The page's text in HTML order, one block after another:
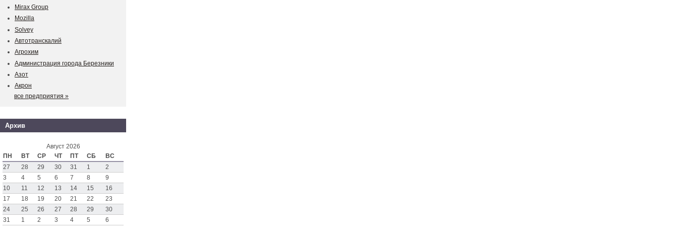
Mirax Group
Mozilla
Solvey
Автотранскалий
Агрохим
Администрация города Березники
Азот
Акрон
все предприятия »
Архив
Август 2026
ПН
ВТ СР ЧТ ПТ СБ
ВС
27
28 29 30 31 1
2
3
4 5 6 7 8
9
10
11 12 13 14 15
16
17
18 19 20 21 22
23
24
25 26 27 28 29
30
31
1 2 3 4 5 6